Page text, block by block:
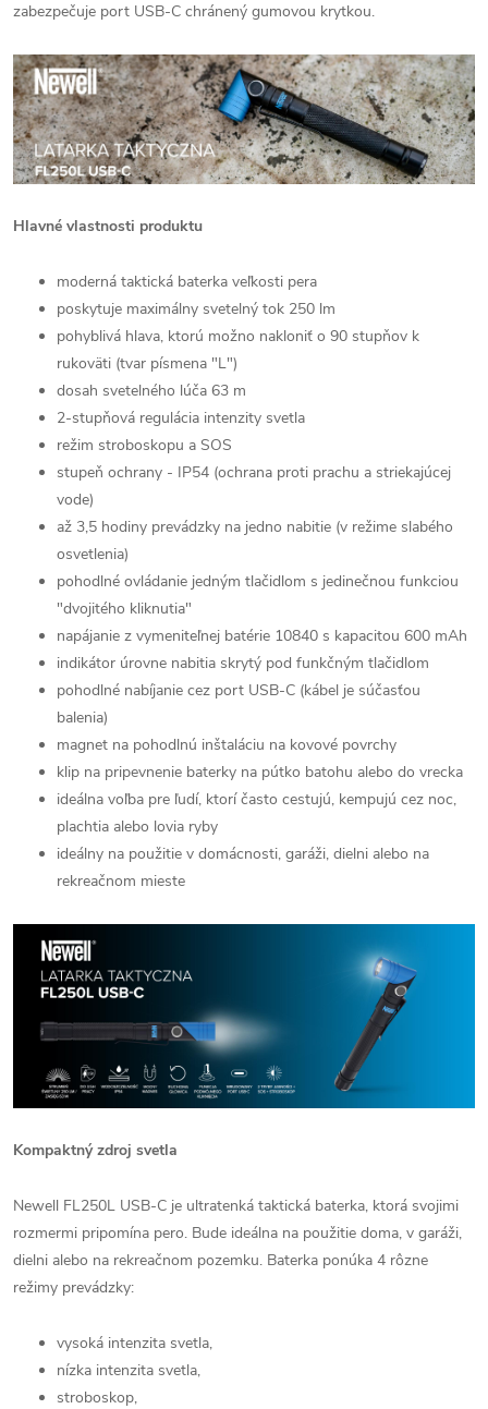
zabezpečuje port USB-C chránený gumovou krytkou.
Hlavné vlastnosti produktu
moderná taktická baterka veľkosti pera
poskytuje maximálny svetelný tok 250 lm
pohyblivá hlava, ktorú možno nakloniť o 90 stupňov k
rukoväti (tvar písmena "L")
dosah svetelného lúča 63 m
2-stupňová regulácia intenzity svetla
režim stroboskopu a SOS
stupeň ochrany - IP54 (ochrana proti prachu a striekajúcej
vode)
až 3,5 hodiny prevádzky na jedno nabitie (v režime slabého
osvetlenia)
pohodlné ovládanie jedným tlačidlom s jedinečnou funkciou
"dvojitého kliknutia"
napájanie z vymeniteľnej batérie 10840 s kapacitou 600 mAh
indikátor úrovne nabitia skrytý pod funkčným tlačidlom
pohodlné nabíjanie cez port USB-C (kábel je súčasťou
balenia)
magnet na pohodlnú inštaláciu na kovové povrchy
klip na pripevnenie baterky na pútko batohu alebo do vrecka
ideálna voľba pre ľudí, ktorí často cestujú, kempujú cez noc,
plachtia alebo lovia ryby
ideálny na použitie v domácnosti, garáži, dielni alebo na
rekreačnom mieste
Kompaktný zdroj svetla
Newell FL250L USB-C je ultratenká taktická baterka, ktorá svojimi
rozmermi pripomína pero. Bude ideálna na použitie doma, v garáži,
dielni alebo na rekreačnom pozemku. Baterka ponúka 4 rôzne
režimy prevádzky:
vysoká intenzita svetla,
nízka intenzita svetla,
stroboskop,